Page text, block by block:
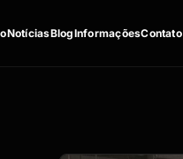
NotíciasBlogInformaçõesContato